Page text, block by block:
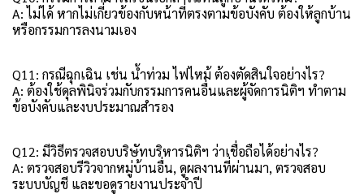
A: ไม่ได้ หากไม่เกี่ยวข้องกับหน้าที่ตรงตามข้อบังคับ ต้องให้ลูกบ้าน
หรือกรรมการลงนามเอง
Q11: กรณีฉุกเฉิน เช่น น้ำท่วม ไฟไหม้ ต้องตัดสินใจอย่างไร?
A: ต้องใช้ดุลพินิจร่วมกับกรรมการคนอื่นและผู้จัดการนิติฯ ทำตาม
ข้อบังคับและงบประมาณสำรอง
Q12: มีวิธีตรวจสอบบริษัทบริหารนิติฯ ว่าเชื่อถือได้อย่างไร?
A: ตรวจสอบรีวิวจากหมู่บ้านอื่น, ดูผลงานที่ผ่านมา, ตรวจสอบ
ระบบบัญชี และขอดูรายงานประจำปี